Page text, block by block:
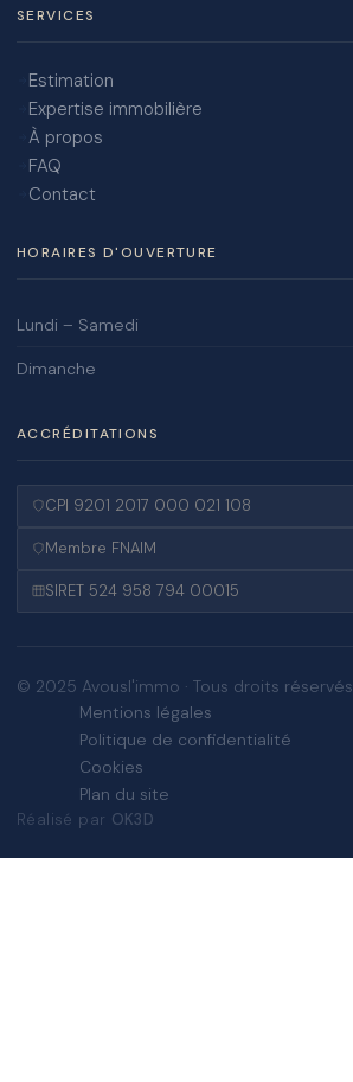
SERVICES
Estimation
Expertise immobilière
À propos
FAQ
Contact
HORAIRES D'OUVERTURE
Lundi – Samedi
Dimanche
ACCRÉDITATIONS
CPI 9201 2017 000 021 108
Membre FNAIM
SIRET 524 958 794 00015
© 2025 Avousl'immo · Tous droits réservés
Mentions légales
Politique de confidentialité
Cookies
Plan du site
Réalisé par OK3D